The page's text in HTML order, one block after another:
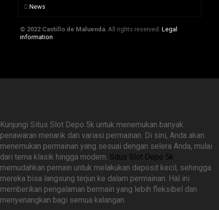
News
© 2022 Castillo de Maluenda. All rights reserved. Legal
information
Kunjungi Situs Slot Depo 5k untuk menemukan banyak
penawaran menarik dan variasi permainan. Di sini, Anda akan
menemukan permainan yang sesuai dengan selera Anda, mulai
dari tema klasik hingga modern. Situs Slot Depo 5k
memudahkan pemain untuk melakukan deposit kecil, sehingga
mereka bisa langsung terjun ke dalam permainan. Hal ini
memberikan pengalaman bermain yang lebih fleksibel dan
menyenangkan bagi semua kalangan.